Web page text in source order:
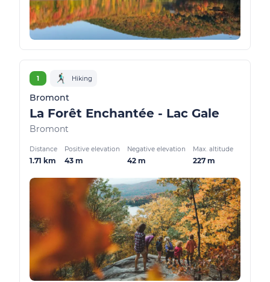
1 Hiking
Bromont
La Forêt Enchantée - Lac Gale
Bromont
Distance
1.71 km
Positive elevation
43 m
Negative elevation
42 m
Max. altitude
227 m